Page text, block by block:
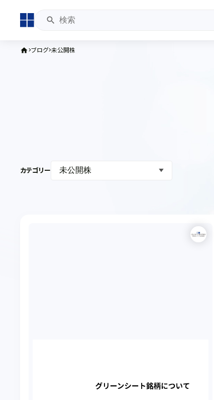
home ブログ 未公開株
カテゴリー